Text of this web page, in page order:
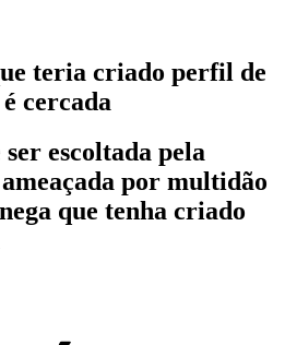
teria criado perfil de
cercada
escoltada pela
por multidão
que tenha criado